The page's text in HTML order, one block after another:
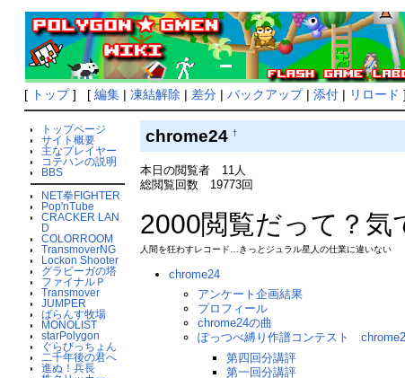
[ トップ] [ 編集| 凍結解除 | 差分| バックアップ| 添付| リロード
トップページ
サイト概要
主なプレイヤー
コテハンの説明
BBS
NET拳FIGHTER
Pop'nTube
CRACKER LAN
D
COLORROOM
TransmoverNG
Lockon Shooter
グラビーガの塔
ファイナルＰ
Transmover
JUMPER
ばらんす牧場
MONOLIST
starPolygon
ぐらびっちょん
二千年後の君へ
進ぬ！兵長
chrome24†
本日の閲覧者 11人
総閲覧回数 19773回
2000閲覧だって？気
人間を狂わすレコード…きっとジュラル星人の仕業に違いない
chrome24
アンケート企画結果
プロフィール
chrome24の曲
ぽっつべ縛り作譜コンテスト
第四回分講評
第一回分講評